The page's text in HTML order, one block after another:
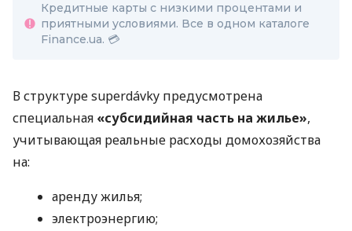
Кредитные карты с низкими процентами и
приятными условиями. Все в одном каталоге
Finance.ua. 💳
В структуре superdávky предусмотрена
специальная «субсидийная часть на жилье»,
учитывающая реальные расходы домохозяйства
на:
аренду жилья;
электроэнергию;